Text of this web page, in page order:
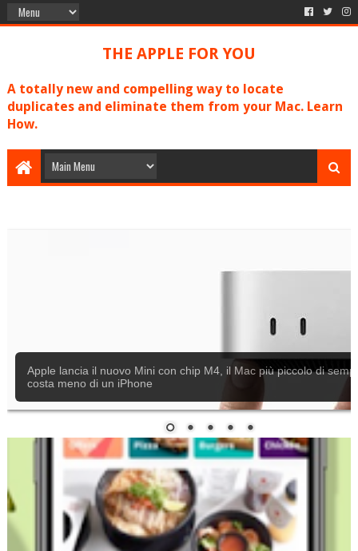
THE APPLE FOR YOU
A totally new and compelling way to locate
duplicates and eliminate them from your Mac. Learn
How.
Anche in Italia l’iPhone Air senza Sim Card